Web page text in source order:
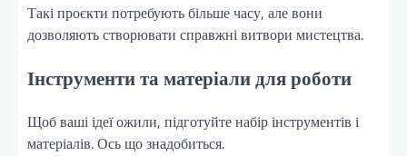
Такі проєкти потребують більше часу, але вони
дозволяють створювати справжні витвори мистецтва.
Інструменти та матеріали для роботи
Щоб ваші ідеї ожили, підготуйте набір інструментів і
матеріалів. Ось що знадобиться.